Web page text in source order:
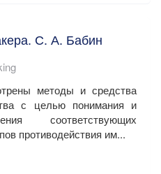
С. А. Бабин
методы и средства
с целью понимания и
соответствующих
противодействия им...